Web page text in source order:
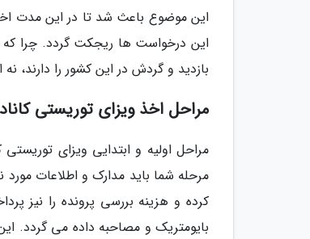
این موضوع باعث شد تا در این مدت
این درخواست ها ریجکت گردد. چرا که
بازدید و گردش در این کشور را دارند،
مراحل اخذ ویزای توریستی
مراحل اولیه و ابتدایی ویزای
مرحله شما باید مدارک و اطلاعات مورد
کرده و هزینه بررسی پرونده را نیز
بایومتریک و مصاحبه داده می گردد.